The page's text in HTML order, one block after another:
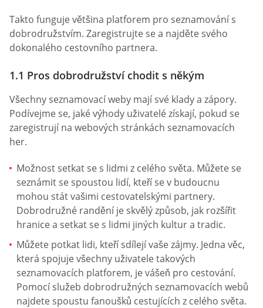
Takto funguje většina platforem pro seznamování s
dobrodružstvím. Zaregistrujte se a najděte svého
dokonalého cestovního partnera.
1.1 Pros dobrodružství chodit s někým
Všechny seznamovací weby mají své klady a zápory.
Podívejme se, jaké výhody uživatelé získají, pokud se
zaregistrují na webových stránkách seznamovacích
her.
Možnost setkat se s lidmi z celého světa. Můžete se
seznámit se spoustou lidí, kteří se v budoucnu
mohou stát vašimi cestovatelskými partnery.
Dobrodružné randění je skvělý způsob, jak rozšířit
hranice a setkat se s lidmi jiných kultur a tradic.
Můžete potkat lidi, kteří sdílejí vaše zájmy. Jedna věc,
která spojuje všechny uživatele takových
seznamovacích platforem, je vášeň pro cestování.
Pomocí služeb dobrodružných seznamovacích webů
najdete spoustu fanoušků cestujících z celého světa.